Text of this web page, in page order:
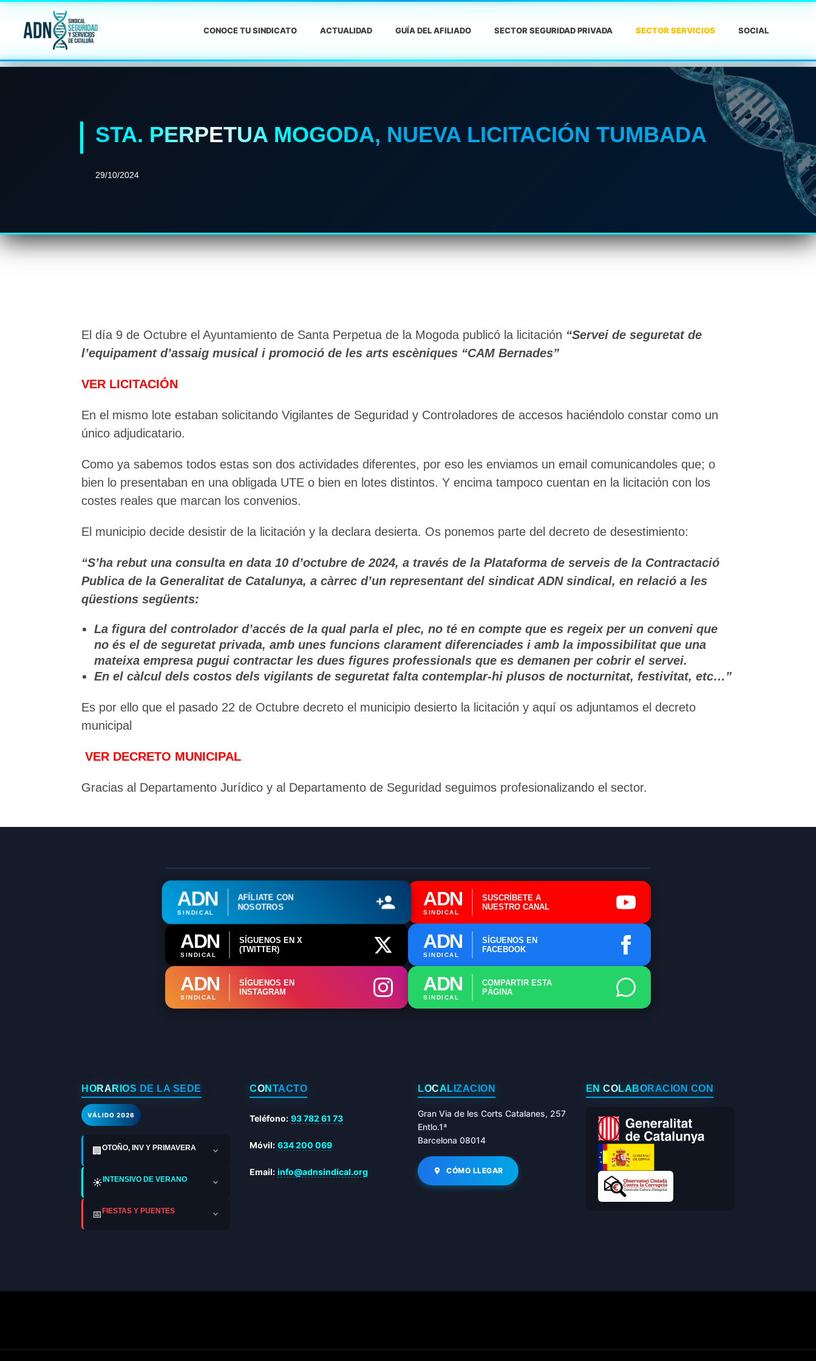
CONOCE TU SINDICATO ACTUALIDAD GUÍA DEL AFILIADO SECTOR SEGURIDAD PRIVADA SECTOR SERVICIOS SOCIAL
STA. PERPETUA MOGODA, NUEVA LICITACIÓN TUMBADA
29/10/2024
El día 9 de Octubre el Ayuntamiento de Santa Perpetua de la Mogoda publicó la licitación “Servei de seguretat de
l’equipament d’assaig musical i promoció de les arts escèniques “CAM Bernades”
VER LICITACIÓN
En el mismo lote estaban solicitando Vigilantes de Seguridad y Controladores de accesos haciéndolo constar como un
único adjudicatario.
Como ya sabemos todos estas son dos actividades diferentes, por eso les enviamos un email comunicandoles que; o
bien lo presentaban en una obligada UTE o bien en lotes distintos. Y encima tampoco cuentan en la licitación con los
costes reales que marcan los convenios.
El municipio decide desistir de la licitación y la declara desierta. Os ponemos parte del decreto de desestimiento:
“S’ha rebut una consulta en data 10 d’octubre de 2024, a través de la Plataforma de serveis de la Contractació
Publica de la Generalitat de Catalunya, a càrrec d’un representant del sindicat ADN sindical, en relació a les
qüestions següents:
La figura del controlador d’accés de la qual parla el plec, no té en compte que es regeix per un conveni que
no és el de seguretat privada, amb unes funcions clarament diferenciades i amb la impossibilitat que una
mateixa empresa pugui contractar les dues figures professionals que es demanen per cobrir el servei.
En el càlcul dels costos dels vigilants de seguretat falta contemplar-hi plusos de nocturnitat, festivitat, etc…”
Es por ello que el pasado 22 de Octubre decreto el municipio desierto la licitación y aquí os adjuntamos el decreto
municipal
VER DECRETO MUNICIPAL
Gracias al Departamento Jurídico y al Departamento de Seguridad seguimos profesionalizando el sector.
ADN
SINDICAL
AFÍLIATE CON
NOSOTROS
ADN
SINDICAL
SUSCRÍBETE A
NUESTRO CANAL
ADN
SINDICAL
SÍGUENOS EN X
(TWITTER)
ADN
SINDICAL
SÍGUENOS EN
FACEBOOK
ADN
SINDICAL
SÍGUENOS EN
INSTAGRAM
ADN
SINDICAL
COMPARTIR ESTA
PÁGINA
HORARIOS DE LA SEDE
VÁLIDO 2026
🏢OTOÑO, INV Y PRIMAVERA
☀️INTENSIVO DE VERANO
📅FIESTAS Y PUENTES
CONTACTO
Teléfono: 93 782 61 73
Móvil: 634 200 069
Email: info@adnsindical.org
LOCALIZACIÓN
Gran Via de les Corts Catalanes, 257
Entlo.1ª
Barcelona 08014
CÓMO LLEGAR
EN COLABORACIÓN CON
ADN Sindical
⚖️ Dpto. Jurídico y Abogados (Email)
📄 Herramienta: Generador Plantillas